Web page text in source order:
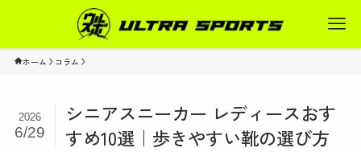
ホーム コラム
シニアスニーカー レディースおす
すめ10選｜歩きやすい靴の選び方
2026
6/29